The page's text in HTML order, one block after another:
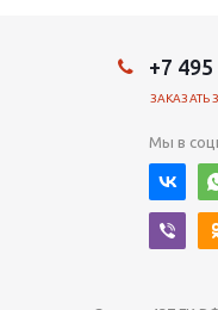
+7
ЗАКАЗАТЬ
Мы в